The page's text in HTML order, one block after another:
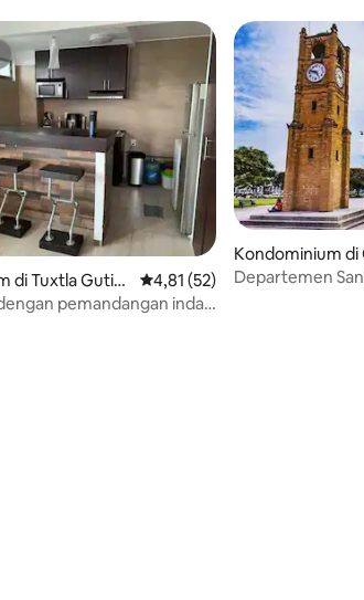
ulasan
di Tuxtla Gutiér
Nilai rata-rata 4,81 dari 5, 52
4,81 (52)
pemandangan indah
Kondominium di
Corzo
Departemen